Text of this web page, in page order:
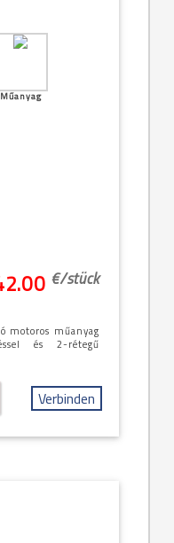
Műanyag
€/stück
motoros műanyag
Verbinden